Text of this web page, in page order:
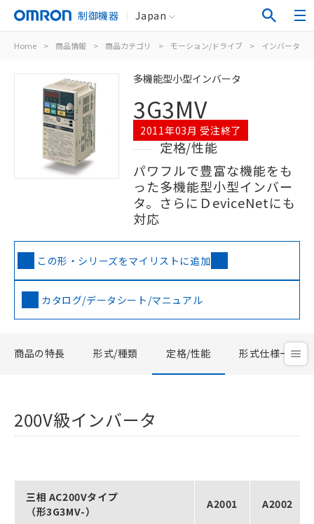
制御機器 Japan
Home > 商品情報 > 商品カテゴリ > モーション/ドライブ > インバータ
多機能型小型インバータ
3G3MV
2011年03月 受注終了
定格/性能
パワフルで豊富な機能をも
った多機能型小型インバー
タ。さらにＤeviceNetにも
対応
この形・シリーズをマイリストに追加
カタログ/データシート/マニュアル
商品の特長 形式/種類 定格/性能 形式仕様一覧
200V級インバータ
三相 AC200Vタイプ
（形3G3MV-）
A2001 A2002